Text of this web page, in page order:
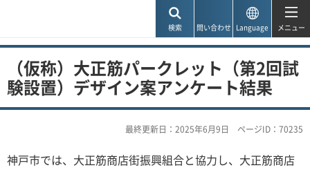
検索 問い合わせ Language メニュー
（仮称）大正筋パークレット（第2回試
験設置）デザイン案アンケート結果
最終更新日：2025年6月9日 ページID：70235
神戸市では、大正筋商店街振興組合と協力し、大正筋商店